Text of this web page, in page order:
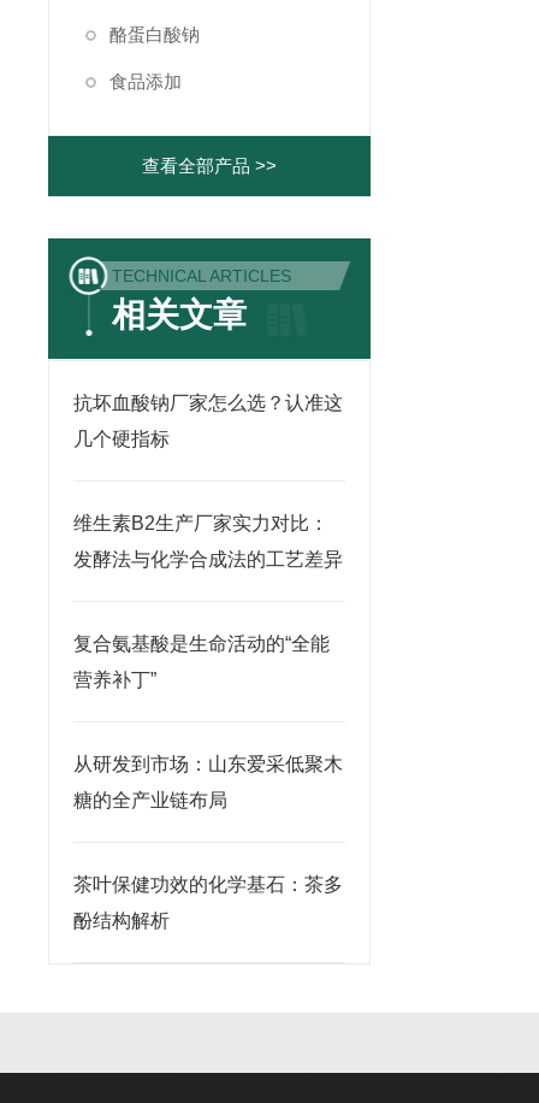
酪蛋白酸钠
食品添加
查看全部产品 >>
TECHNICAL ARTICLES
相关文章
抗坏血酸钠厂家怎么选？认准这
几个硬指标
维生素B2生产厂家实力对比：
发酵法与化学合成法的工艺差异
复合氨基酸是生命活动的“全能
营养补丁”
从研发到市场：山东爱采低聚木
糖的全产业链布局
茶叶保健功效的化学基石：茶多
酚结构解析